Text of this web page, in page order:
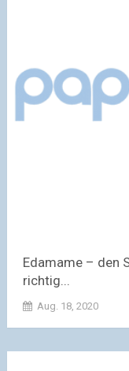
Edamame – den
richtig...
Aug. 18, 2020